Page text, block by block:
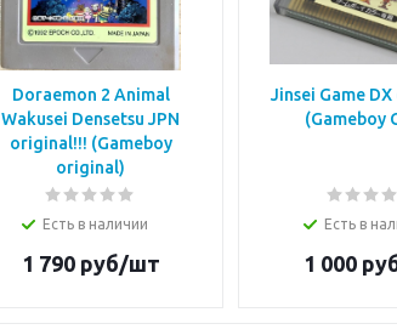
Doraemon 2 Animal
Wakusei Densetsu JPN
original!!! (Gameboy
original)
Есть в наличии
1 790руб/шт
Jinsei Game
(Gameboy
Есть в
1 000